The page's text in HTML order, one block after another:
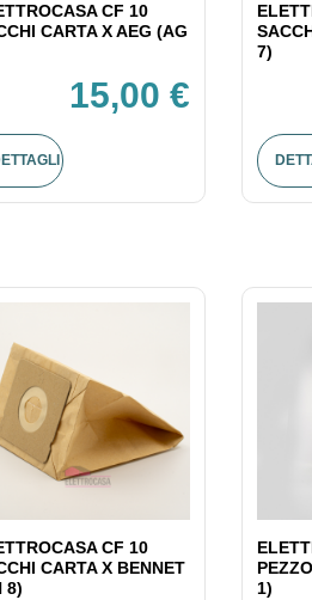
CF 10
CARTA X AEG (AG
15,00 €
7)
CF 10
CARTA X BENNET
8)
1)